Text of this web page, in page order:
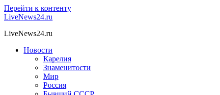
Перейти к контенту
LiveNews24.ru
LiveNews24.ru
Новости
Карелия
Знаменитости
Мир
Россия